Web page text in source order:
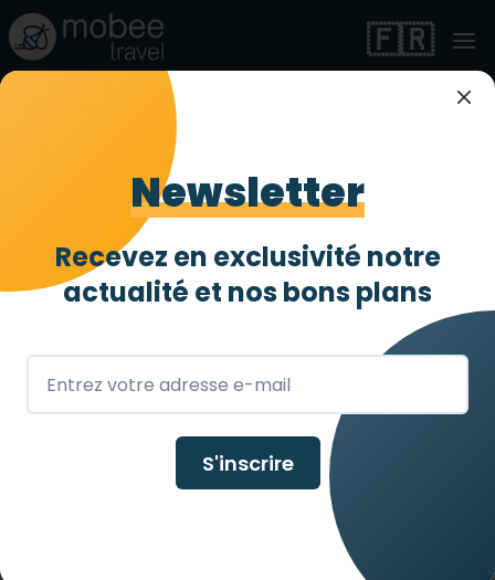
🇫🇷
Indonésie
INDONÉSIE
Newsletter
Recevez en exclusivité notre
actualité et nos bons plans
S'inscrire